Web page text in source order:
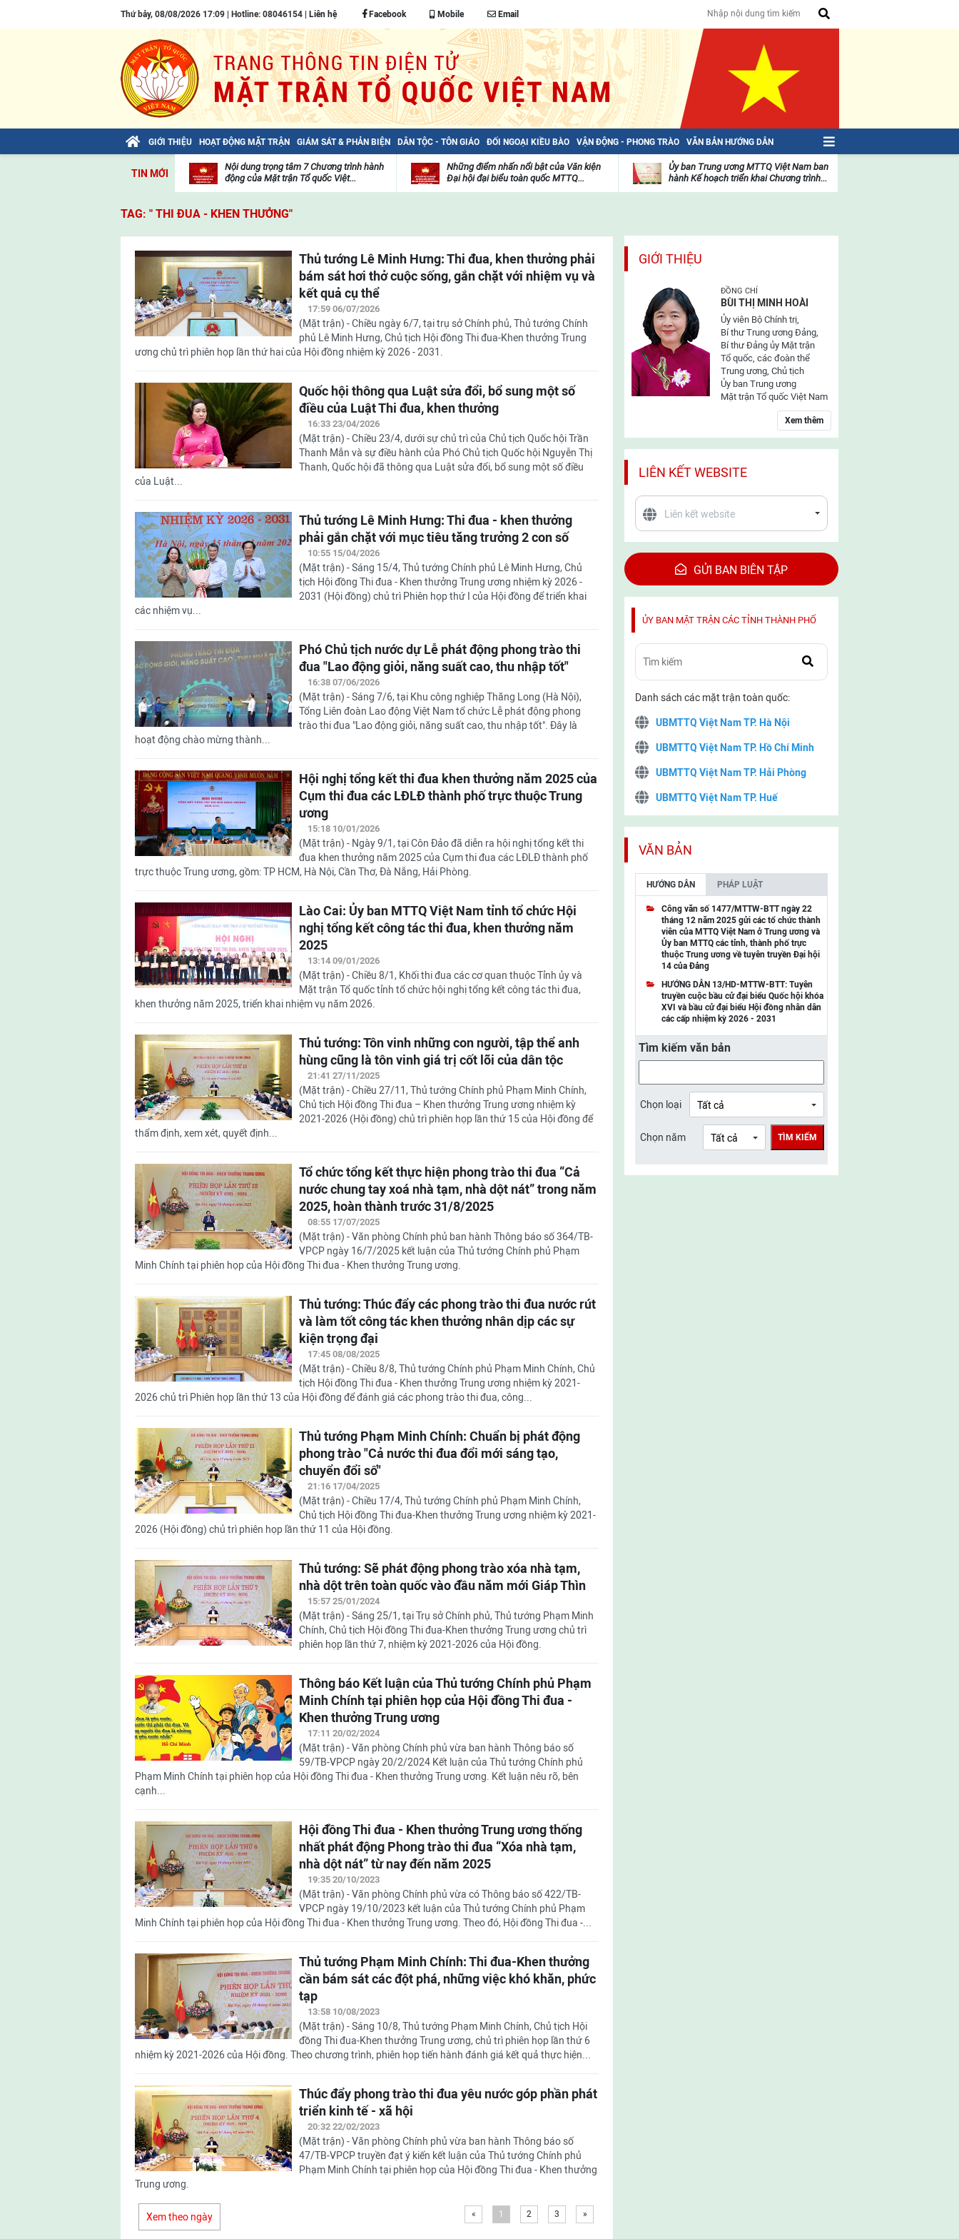
Thứ bảy, 08/08/2026 17:09 | Hotline: 08046154 | Liên hệ Facebook Mobile Email
GIỚI THIỆU HOẠT ĐỘNG MẶT TRẬN GIÁM SÁT & PHẢN BIỆN DÂN TỘC - TÔN GIÁO ĐỐI NGOẠI KIỀU BÀO VẬN ĐỘNG - PHONG TRÀO VĂN BẢN HƯỚNG DẪN
TIN MỚI
Bài viết của Tổng Bí thư Tô Lâm: TIẾN
viện
Nội dung trọng tâm 7 Chương trình hành
động của Mặt trận Tổ quốc Việt...
Những điểm nhấn nổi bật của Văn kiện
Đại hội đại biểu toàn quốc MTTQ...
mặt
trận
Ủy ban Trung ương MTTQ Việt Nam ban
hành Kế hoạch triển khai Chương trình...
TAG: " THI ĐUA - KHEN THƯỞNG"
Thủ tướng Lê Minh Hưng: Thi đua, khen thưởng phải
bám sát hơi thở cuộc sống, gắn chặt với nhiệm vụ và
kết quả cụ thể
17:59 06/07/2026
(Mặt trận) - Chiều ngày 6/7, tại trụ sở Chính phủ, Thủ tướng Chính
phủ Lê Minh Hưng, Chủ tịch Hội đồng Thi đua-Khen thưởng Trung
ương chủ trì phiên họp lần thứ hai của Hội đồng nhiệm kỳ 2026 - 2031.
Quốc hội thông qua Luật sửa đổi, bổ sung một số
điều của Luật Thi đua, khen thưởng
16:33 23/04/2026
(Mặt trận) - Chiều 23/4, dưới sự chủ trì của Chủ tịch Quốc hội Trần
Thanh Mẫn và sự điều hành của Phó Chủ tịch Quốc hội Nguyễn Thị
Thanh, Quốc hội đã thông qua Luật sửa đổi, bổ sung một số điều
của Luật...
Thủ tướng Lê Minh Hưng: Thi đua - khen thưởng
phải gắn chặt với mục tiêu tăng trưởng 2 con số
10:55 15/04/2026
(Mặt trận) - Sáng 15/4, Thủ tướng Chính phủ Lê Minh Hưng, Chủ
tịch Hội đồng Thi đua - Khen thưởng Trung ương nhiệm kỳ 2026 -
2031 (Hội đồng) chủ trì Phiên họp thứ I của Hội đồng để triển khai
các nhiệm vụ...
Phó Chủ tịch nước dự Lễ phát động phong trào thi
đua "Lao động giỏi, năng suất cao, thu nhập tốt"
16:38 07/06/2026
(Mặt trận) - Sáng 7/6, tại Khu công nghiệp Thăng Long (Hà Nội),
Tổng Liên đoàn Lao động Việt Nam tổ chức Lễ phát động phong
trào thi đua "Lao động giỏi, năng suất cao, thu nhập tốt". Đây là
hoạt động chào mừng thành...
Hội nghị tổng kết thi đua khen thưởng năm 2025 của
Cụm thi đua các LĐLĐ thành phố trực thuộc Trung
ương
15:18 10/01/2026
(Mặt trận) - Ngày 9/1, tại Côn Đảo đã diễn ra hội nghị tổng kết thi
đua khen thưởng năm 2025 của Cụm thi đua các LĐLĐ thành phố
trực thuộc Trung ương, gồm: TP HCM, Hà Nội, Cần Thơ, Đà Nẵng, Hải Phòng.
Lào Cai: Ủy ban MTTQ Việt Nam tỉnh tổ chức Hội
nghị tổng kết công tác thi đua, khen thưởng năm
2025
13:14 09/01/2026
(Mặt trận) - Chiều 8/1, Khối thi đua các cơ quan thuộc Tỉnh ủy và
Mặt trận Tổ quốc tỉnh tổ chức hội nghị tổng kết công tác thi đua,
khen thưởng năm 2025, triển khai nhiệm vụ năm 2026.
Thủ tướng: Tôn vinh những con người, tập thể anh
hùng cũng là tôn vinh giá trị cốt lõi của dân tộc
21:41 27/11/2025
(Mặt trận) - Chiều 27/11, Thủ tướng Chính phủ Phạm Minh Chính,
Chủ tịch Hội đồng Thi đua – Khen thưởng Trung ương nhiệm kỳ
2021-2026 (Hội đồng) chủ trì phiên họp lần thứ 15 của Hội đồng để
thẩm định, xem xét, quyết định...
Tổ chức tổng kết thực hiện phong trào thi đua “Cả
nước chung tay xoá nhà tạm, nhà dột nát” trong năm
2025, hoàn thành trước 31/8/2025
08:55 17/07/2025
(Mặt trận) - Văn phòng Chính phủ ban hành Thông báo số 364/TB-
VPCP ngày 16/7/2025 kết luận của Thủ tướng Chính phủ Phạm
Minh Chính tại phiên họp của Hội đồng Thi đua - Khen thưởng Trung ương.
Thủ tướng: Thúc đẩy các phong trào thi đua nước rút
và làm tốt công tác khen thưởng nhân dịp các sự
kiện trọng đại
17:45 08/08/2025
(Mặt trận) - Chiều 8/8, Thủ tướng Chính phủ Phạm Minh Chính, Chủ
tịch Hội đồng Thi đua - Khen thưởng Trung ương nhiệm kỳ 2021-
2026 chủ trì Phiên họp lần thứ 13 của Hội đồng để đánh giá các phong trào thi đua, công...
Thủ tướng Phạm Minh Chính: Chuẩn bị phát động
phong trào "Cả nước thi đua đổi mới sáng tạo,
chuyển đổi số"
21:16 17/04/2025
(Mặt trận) - Chiều 17/4, Thủ tướng Chính phủ Phạm Minh Chính,
Chủ tịch Hội đồng Thi đua-Khen thưởng Trung ương nhiệm kỳ 2021-
2026 (Hội đồng) chủ trì phiên họp lần thứ 11 của Hội đồng.
Thủ tướng: Sẽ phát động phong trào xóa nhà tạm,
nhà dột trên toàn quốc vào đầu năm mới Giáp Thìn
15:57 25/01/2024
(Mặt trận) - Sáng 25/1, tại Trụ sở Chính phủ, Thủ tướng Phạm Minh
Chính, Chủ tịch Hội đồng Thi đua-Khen thưởng Trung ương chủ trì
phiên họp lần thứ 7, nhiệm kỳ 2021-2026 của Hội đồng.
Thông báo Kết luận của Thủ tướng Chính phủ Phạm
Minh Chính tại phiên họp của Hội đồng Thi đua -
Khen thưởng Trung ương
17:11 20/02/2024
(Mặt trận) - Văn phòng Chính phủ vừa ban hành Thông báo số
59/TB-VPCP ngày 20/2/2024 Kết luận của Thủ tướng Chính phủ
Phạm Minh Chính tại phiên họp của Hội đồng Thi đua - Khen thưởng Trung ương. Kết luận nêu rõ, bên
cạnh...
Hội đồng Thi đua - Khen thưởng Trung ương thống
nhất phát động Phong trào thi đua “Xóa nhà tạm,
nhà dột nát” từ nay đến năm 2025
19:35 20/10/2023
(Mặt trận) - Văn phòng Chính phủ vừa có Thông báo số 422/TB-
VPCP ngày 19/10/2023 kết luận của Thủ tướng Chính phủ Phạm
Minh Chính tại phiên họp của Hội đồng Thi đua - Khen thưởng Trung ương. Theo đó, Hội đồng Thi đua -...
Thủ tướng Phạm Minh Chính: Thi đua-Khen thưởng
cần bám sát các đột phá, những việc khó khăn, phức
tạp
13:58 10/08/2023
(Mặt trận) - Sáng 10/8, Thủ tướng Phạm Minh Chính, Chủ tịch Hội
đồng Thi đua-Khen thưởng Trung ương, chủ trì phiên họp lần thứ 6
nhiệm kỳ 2021-2026 của Hội đồng. Theo chương trình, phiên họp tiến hành đánh giá kết quả thực hiện...
Thúc đẩy phong trào thi đua yêu nước góp phần phát
triển kinh tế - xã hội
20:32 22/02/2023
(Mặt trận) - Văn phòng Chính phủ vừa ban hành Thông báo số
47/TB-VPCP truyền đạt ý kiến kết luận của Thủ tướng Chính phủ
Phạm Minh Chính tại phiên họp của Hội đồng Thi đua - Khen thưởng
Trung ương.
Xem theo ngày « 1 2 3 »
GIỚI THIỆU
ĐỒNG CHÍ
BÙI THỊ MINH HOÀI
Ủy viên Bộ Chính trị,
Bí thư Trung ương Đảng,
Bí thư Đảng ủy Mặt trận
Tổ quốc, các đoàn thể
Trung ương, Chủ tịch
Ủy ban Trung ương
Mặt trận Tổ quốc Việt Nam
Xem thêm
LIÊN KẾT WEBSITE
GỬI BAN BIÊN TẬP
ỦY BAN MẶT TRẬN CÁC TỈNH THÀNH PHỐ
Danh sách các mặt trận toàn quốc:
UBMTTQ Việt Nam TP. Hà Nội
UBMTTQ Việt Nam TP. Hồ Chí Minh
UBMTTQ Việt Nam TP. Hải Phòng
UBMTTQ Việt Nam TP. Huế
UBMTTQ Việt Nam TP. Cần Thơ
UBMTTQ Việt Nam tỉnh Quảng Ninh
UBMTTQ Việt Nam tỉnh Cao Bằng
UBMTTQ Việt Nam tỉnh Lạng Sơn
UBMTTQ Việt Nam tỉnh Lai Châu
UBMTTQ Việt Nam tỉnh Điện Biên
UBMTTQ Việt Nam tỉnh Sơn La
UBMTTQ Việt Nam tỉnh Thanh Hóa
UBMTTQ Việt Nam tỉnh Nghệ An
UBMTTQ Việt Nam tỉnh Lào Cai
UBMTTQ Việt Nam tỉnh Thái Nguyên
VĂN BẢN
HƯỚNG DẪN PHÁP LUẬT
Công văn số 1477/MTTW-BTT ngày 22
tháng 12 năm 2025 gửi các tổ chức thành
viên của MTTQ Việt Nam ở Trung ương và
Ủy ban MTTQ các tỉnh, thành phố trực
thuộc Trung ương về tuyên truyền Đại hội
14 của Đảng
HƯỚNG DẪN 13/HD-MTTW-BTT: Tuyên
truyền cuộc bầu cử đại biểu Quốc hội khóa
XVI và bầu cử đại biểu Hội đồng nhân dân
các cấp nhiệm kỳ 2026 - 2031
Tìm kiếm văn bản
Chọn loại
Chọn năm TÌM KIẾM